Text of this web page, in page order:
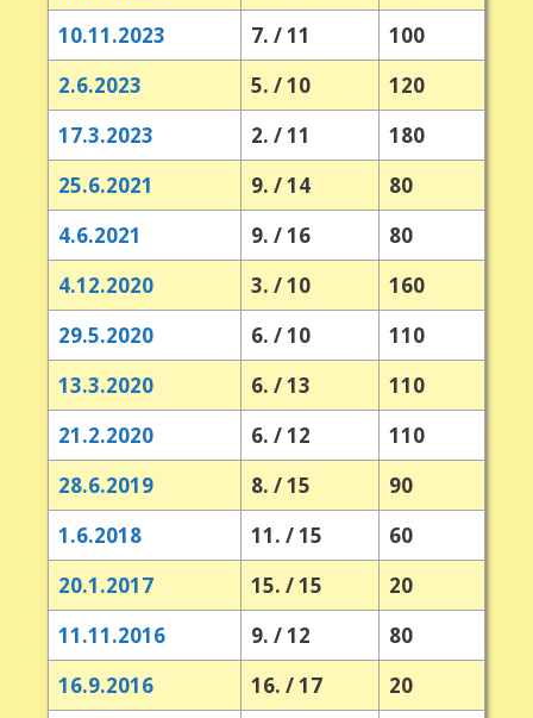
10.11.2023
7. / 11
100
2.6.2023
5. / 10
120
17.3.2023
2. / 11
180
25.6.2021
9. / 14
80
4.6.2021
9. / 16
80
4.12.2020
3. / 10
160
29.5.2020
6. / 10
110
13.3.2020
6. / 13
110
21.2.2020
6. / 12
110
28.6.2019
8. / 15
90
1.6.2018
11. / 15
60
20.1.2017
15. / 15
20
11.11.2016
9. / 12
80
16.9.2016
16. / 17
20